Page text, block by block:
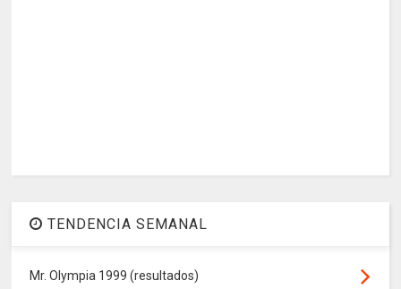
TENDENCIA SEMANAL
Mr. Olympia 1999 (resultados)